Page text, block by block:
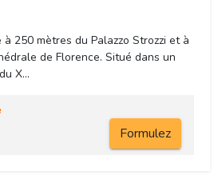
à 250 mètres du Palazzo Strozzi et à
de Florence. Situé dans un
X...
Formulez